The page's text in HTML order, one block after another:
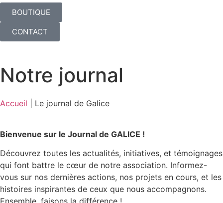
BOUTIQUE
CONTACT
Notre journal
Accueil Le journal de Galice
Bienvenue sur le Journal de GALICE !
Découvrez toutes les actualités, initiatives, et témoignages
qui font battre le cœur de notre association. Informez-
vous sur nos dernières actions, nos projets en cours, et les
histoires inspirantes de ceux que nous accompagnons.